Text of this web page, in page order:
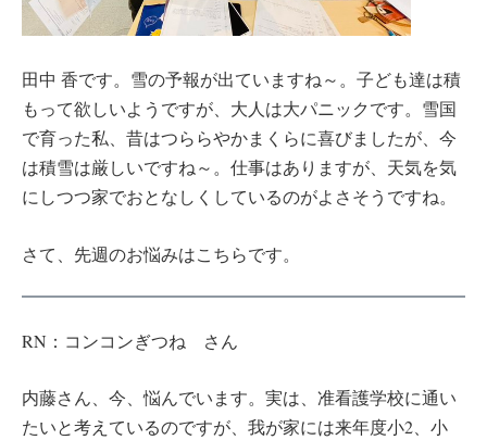
田中 香です。雪の予報が出ていますね～。子ども達は積
もって欲しいようですが、大人は大パニックです。雪国
で育った私、昔はつららやかまくらに喜びましたが、今
は積雪は厳しいですね～。仕事はありますが、天気を気
にしつつ家でおとなしくしているのがよさそうですね。
さて、先週のお悩みはこちらです。
RN：コンコンぎつね さん
内藤さん、今、悩んでいます。実は、准看護学校に通い
たいと考えているのですが、我が家には来年度小2、小